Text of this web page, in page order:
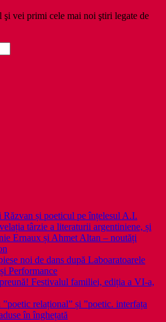
şi vei primi cele mai noi ştiri legate de
Răzvan și poeticul pe înțelesul A.I.
târzie a literaturii argentiniene, și
Ernaux și Ahmet Altan – noutăți
noi de dans după Laboaratoarele
Performance
Festivalul familiei, ediția a VI-a,
relațional” și ”poetic. interfața
în înghețată